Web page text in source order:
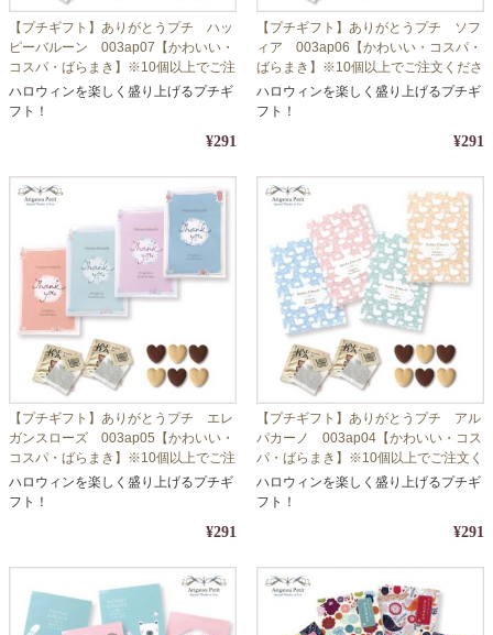
【プチギフト】ありがとうプチ ハッ
ピーバルーン 003ap07【かわいい・
コスパ・ばらまき】※10個以上でご注
文ください
ハロウィンを楽しく盛り上げるプチギ
フト！
¥291
【プチギフト】ありがとうプチ ソフ
ィア 003ap06【かわいい・コスパ・
ばらまき】※10個以上でご注文くださ
い
ハロウィンを楽しく盛り上げるプチギ
フト！
¥291
【プチギフト】ありがとうプチ エレ
ガンスローズ 003ap05【かわいい・
コスパ・ばらまき】※10個以上でご注
文ください
ハロウィンを楽しく盛り上げるプチギ
フト！
¥291
【プチギフト】ありがとうプチ アル
パカーノ 003ap04【かわいい・コス
パ・ばらまき】※10個以上でご注文く
ださい
ハロウィンを楽しく盛り上げるプチギ
フト！
¥291